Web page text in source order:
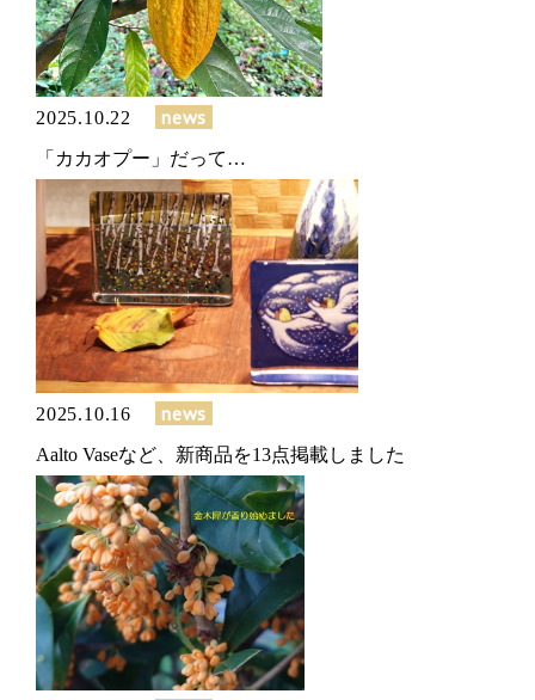
2025.10.22 news
「カカオプー」だって…
2025.10.16 news
Aalto Vaseなど、新商品を13点掲載しました